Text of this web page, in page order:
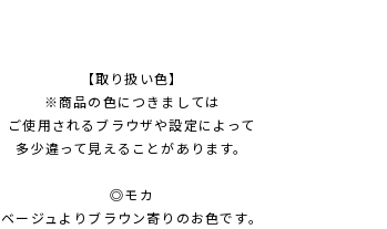
【取り扱い色】
※商品の色につきましては
ご使用されるブラウザや設定によって
多少違って見えることがあります。
◎モカ
ベージュよりブラウン寄りのお色です。